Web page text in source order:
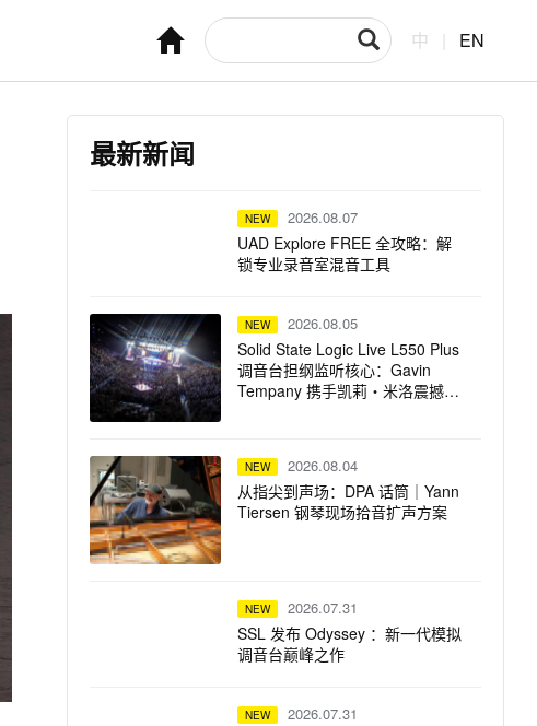
中 EN
最新新闻
NEW 2026.08.07
UAD Explore FREE 全攻略：解
锁专业录音室混音工具
NEW 2026.08.05
Solid State Logic Live L550 Plus
调音台担纲监听核心：Gavin
Tempany 携手凯莉・米洛震撼巡
NEW 2026.08.04
从指尖到声场：DPA 话筒｜Yann
Tiersen 钢琴现场拾音扩声方案
NEW 2026.07.31
SSL 发布 Odyssey ：新一代模拟
调音台巅峰之作
NEW 2026.07.31